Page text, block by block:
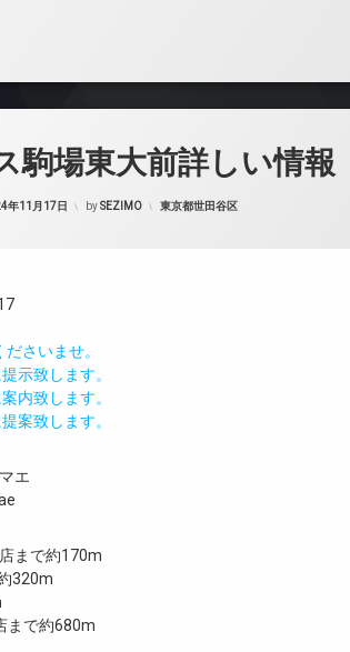
駒場東大前詳しい情報
年11月17日 bySEZIMO カテゴリー:
東京都世田谷区
さいませ。
示致します。
内致します。
案致します。
エ
まで約170m
320m
まで約680m